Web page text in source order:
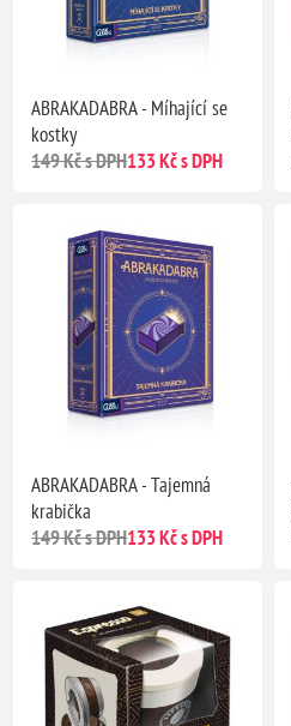
ABRAKADABRA - Míhající se
kostky
149 Kč s DPH133 Kč s DPH
ABRAKADABRA - Tajemná
krabička
149 Kč s DPH133 Kč s DPH